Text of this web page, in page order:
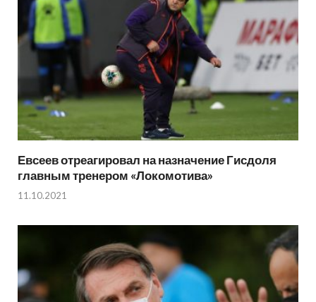
Евсеев отреагировал на назначение Гисдоля
главным тренером «Локомотива»
11.10.2021